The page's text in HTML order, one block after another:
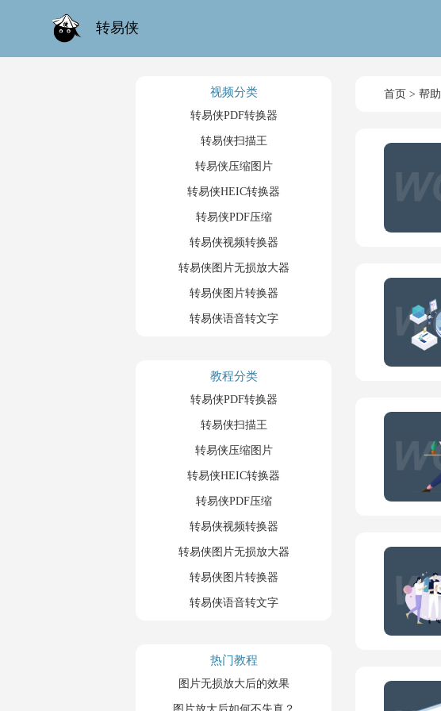
转易侠
视频分类
转易侠PDF转换器
转易侠扫描王
转易侠压缩图片
转易侠HEIC转换器
转易侠PDF压缩
转易侠视频转换器
转易侠图片无损放大器
转易侠图片转换器
转易侠语音转文字
教程分类
转易侠PDF转换器
转易侠扫描王
转易侠压缩图片
转易侠HEIC转换器
转易侠PDF压缩
转易侠视频转换器
转易侠图片无损放大器
转易侠图片转换器
转易侠语音转文字
热门教程
图片无损放大后的效果
首页 >帮助